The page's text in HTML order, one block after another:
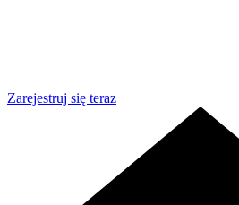
Zarejestruj się teraz